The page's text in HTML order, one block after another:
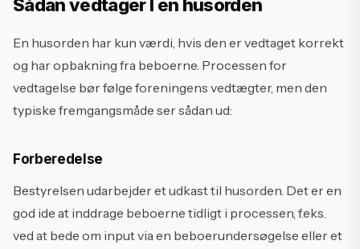
Sådan vedtager I en husorden
En husorden har kun værdi, hvis den er vedtaget korrekt
og har opbakning fra beboerne. Processen for
vedtagelse bør følge foreningens vedtægter, men den
typiske fremgangsmåde ser sådan ud:
Forberedelse
Bestyrelsen udarbejder et udkast til husorden. Det er en
god ide at inddrage beboerne tidligt i processen, f.eks.
ved at bede om input via en beboerundersøgelse eller et